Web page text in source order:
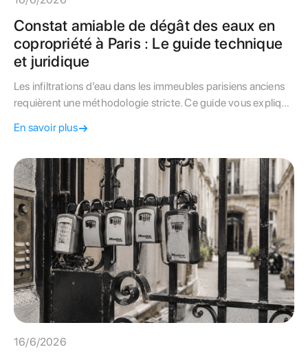
Constat amiable de dégât des eaux en
copropriété à Paris : Le guide technique
et juridique
Les infiltrations d’eau dans les immeubles parisiens anciens
requièrent une méthodologie stricte. Ce guide vous explique
de l'assurance sous la convention IRSI.
En savoir plus
16/6/2026